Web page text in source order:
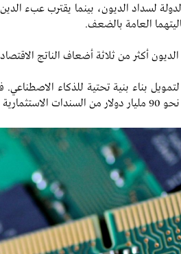
لسداد الديون، بينما يقترب عبء
العامة بالضعف.
أكثر من ثلاثة أضعاف الناتج
بناء بنية تحتية للذكاء الاصطناعي.
سبتمبر.